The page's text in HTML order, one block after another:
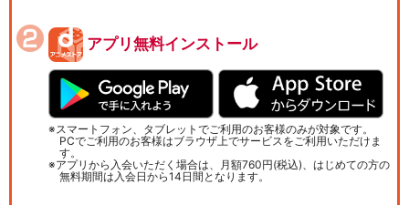
アプリ無料インストール
スマートフォン、タブレットでご利用のお客様のみが対象です。
PCでご利用のお客様はブラウザ上でサービスをご利用いただけま
す。
アプリから入会いただく場合は、月額760円(税込)、はじめての方の
無料期間は入会日から14日間となります。